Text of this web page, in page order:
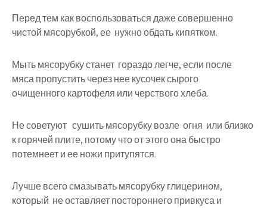
Перед тем как воспользоваться даже совершенно
чистой мясорубкой, ее нужно обдать кипятком.
Мыть мясорубку станет гораздо легче, если после
мяса пропустить через нее кусочек сырого
очищенного картофеля или черствого хлеба.
Не советуют сушить мясорубку возле огня или близко
к горячей плите, потому что от этого она быстро
потемнеет и ее ножи притупятся.
Лучше всего смазывать мясорубку глицерином,
который не оставляет постороннего привкуса и